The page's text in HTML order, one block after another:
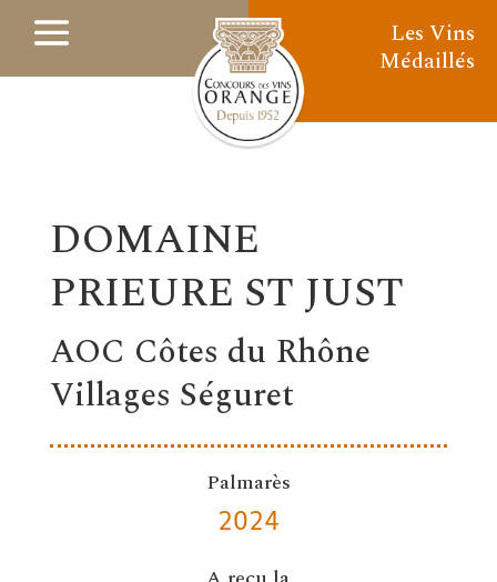
Les Vins
Médaillés
DOMAINE
PRIEURE ST JUST
AOC Côtes du Rhône
Villages Séguret
Palmarès
2024